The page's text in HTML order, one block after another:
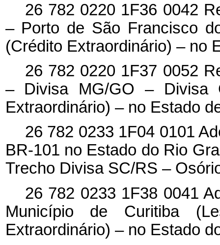
26 782 0220 1F36 0042
– Porto de São Francisco
(Crédito Extraordinário) – no
26 782 0220 1F37 0052
– Divisa MG/GO – Divisa
Extraordinário) – no Estado
26 782 0233 1F04 0101
BR-101 no Estado do Rio
Trecho Divisa SC/RS –
26 782 0233 1F38 0041
Município de Curitiba
Extraordinário) – no Estado